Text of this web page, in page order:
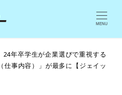
MENU
24年卒学生が企業選びで重視する
仕事内容）」が最多に【ジェイッ